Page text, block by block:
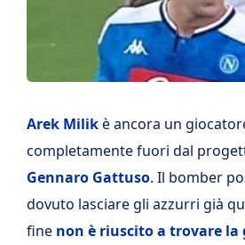
Arek Milikè ancora un
completamente fuori dal
Gennaro Gattuso. Il bomber
dovuto lasciare gli azzurri già
fine non è riuscito a trovare la